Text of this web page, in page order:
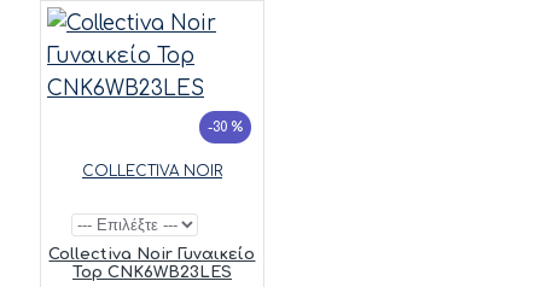
-30 %
COLLECTIVA NOIR
Collectiva Noir Γυναικείο
Top CNK6WB23LES